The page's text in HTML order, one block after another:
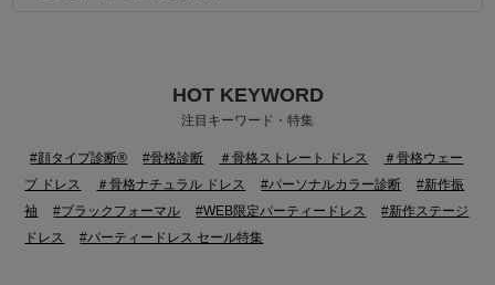
HOT KEYWORD
注目キーワード・特集
#顔タイプ診断® #骨格診断 ＃骨格ストレート ドレス
＃骨格ウェー
ブ ドレス
＃骨格ナチュラル ドレス #パーソナルカラー診断
#新作振
袖
#ブラックフォーマル #WEB限定パーティードレス
#新作ステージ
ドレス
#パーティードレス セール特集